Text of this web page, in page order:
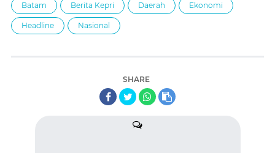
Batam Berita Kepri Daerah Ekonomi
Headline Nasional
SHARE